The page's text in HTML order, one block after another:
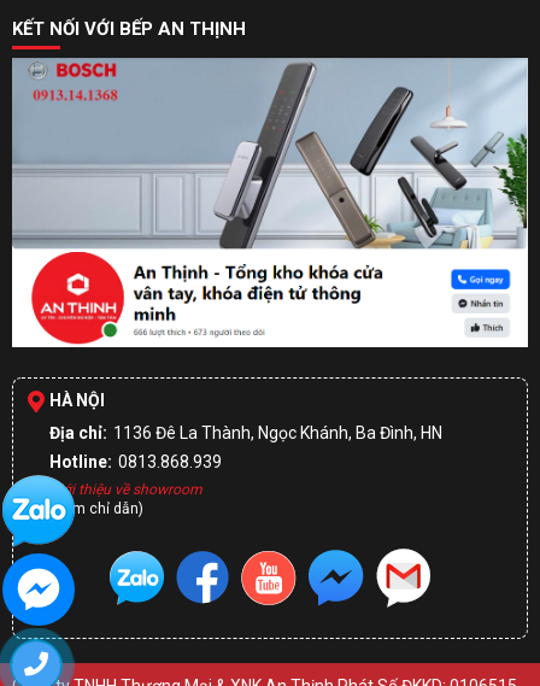
KẾT NỐI VỚI BẾP AN THỊNH
HÀ NỘI
Địa chỉ: 1136 Đê La Thành, Ngọc Khánh, Ba Đình, HN
Hotline: 0813.868.939
Giới thiệu về showroom
(Xem chỉ dẫn)